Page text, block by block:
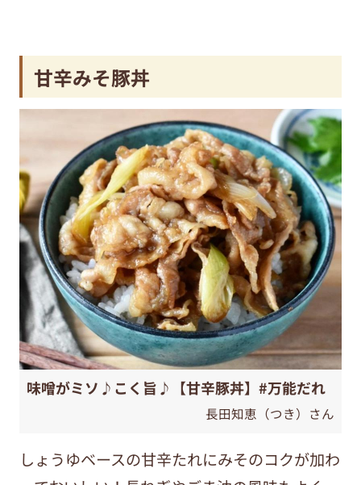
甘辛みそ豚丼
味噌がミソ♪こく旨♪【甘辛豚丼】#万能だれ
長田知恵（つき）さん
しょうゆベースの甘辛たれにみそのコクが加わ